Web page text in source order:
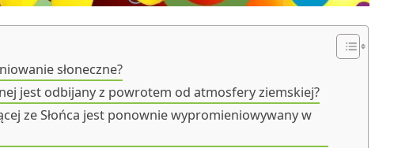
słoneczne?
jest odbijany z powrotem od atmosfery ziemskiej?
ze Słońca jest ponownie wypromieniowywany w